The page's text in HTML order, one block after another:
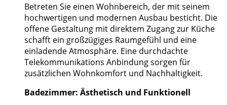
Betreten Sie einen Wohnbereich, der mit seinem
hochwertigen und modernen Ausbau besticht. Die
offene Gestaltung mit direktem Zugang zur Küche
schafft ein großzügiges Raumgefühl und eine
einladende Atmosphäre. Eine durchdachte
Telekommunikations Anbindung sorgen für
zusätzlichen Wohnkomfort und Nachhaltigkeit.
Badezimmer: Ästhetisch und Funktionell